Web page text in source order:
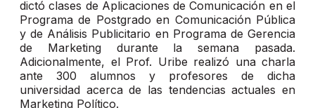
dictó clases de Aplicaciones de Comunicación en el
Programa de Postgrado en Comunicación Pública
y de Análisis Publicitario en Programa de Gerencia
de Marketing durante la semana pasada.
Adicionalmente, el Prof. Uribe realizó una charla
ante 300 alumnos y profesores de dicha
universidad acerca de las tendencias actuales en
Marketing Político.